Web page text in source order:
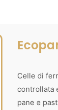
Celle di
controllata
pane e